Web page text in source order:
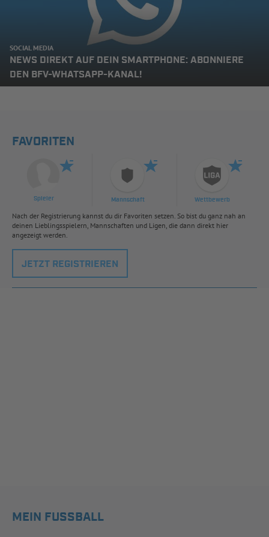
SOCIAL MEDIA
NEWS DIREKT AUF DEIN SMARTPHONE: ABONNIERE
DEN BFV-WHATSAPP-KANAL!
FAVORITEN
Spieler Mannschaft Wettbewerb
Nach der Registrierung kannst du dir Favoriten setzen. So bist du ganz nah an
deinen Lieblingsspielern, Mannschaften und Ligen, die dann direkt hier
angezeigt werden.
JETZT REGISTRIEREN
MEIN FUSSBALL